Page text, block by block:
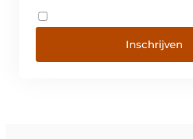
Inschrijven